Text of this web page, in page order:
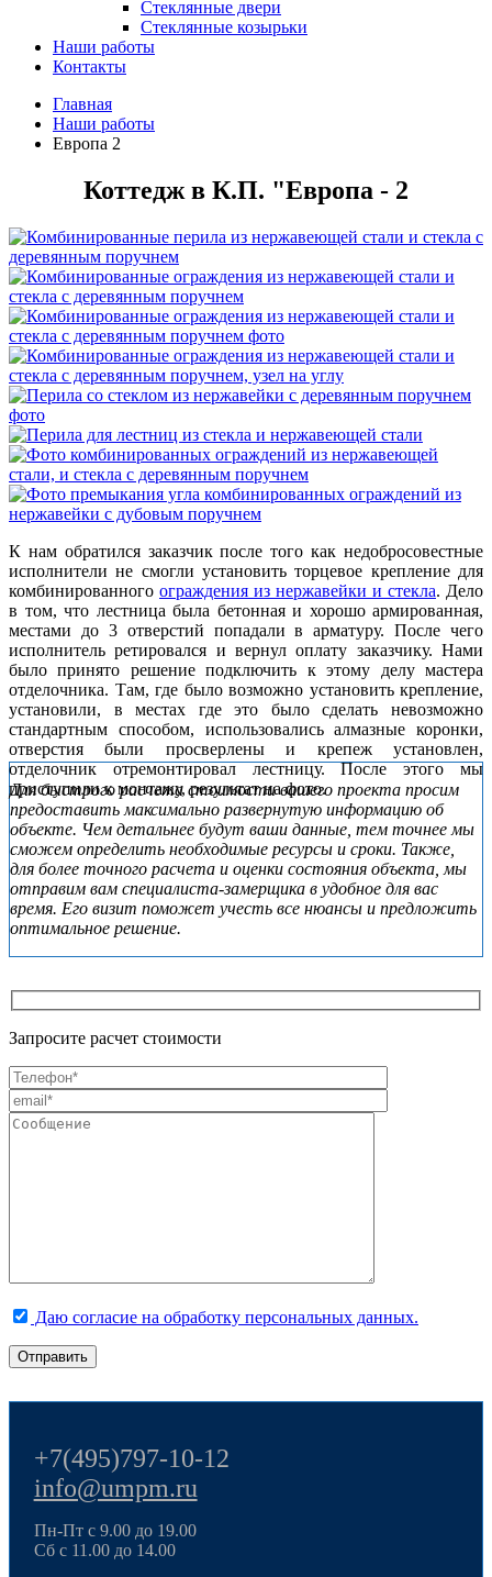
Стеклянные двери
Стеклянные козырьки
Наши работы
Контакты
Breadcrumbs
Главная
Наши работы
Европа 2
Коттедж в К.П. "Европа - 2
К нам обратился заказчик после того как недобросовестные
исполнители не смогли установить торцевое крепление для
комбинированного ограждения из нержавейки и стекла. Дело
в том, что лестница была бетонная и хорошо армированная,
местами до 3 отверстий попадали в арматуру. После чего
исполнитель ретировался и вернул оплату заказчику. Нами
было принято решение подключить к этому делу мастера
отделочника. Там, где было возможно установить крепление,
установили, в местах где это было сделать невозможно
стандартным способом, использовались алмазные коронки,
отверстия были просверлены и крепеж установлен,
отделочник отремонтировал лестницу. После этого мы
приступили к монтажу, результат на фото.
Subsidiary
Sidebar
Для быстрого расчета стоимости вашего проекта просим
предоставить максимально развернутую информацию об
объекте. Чем детальнее будут ваши данные, тем точнее мы
сможем определить необходимые ресурсы и сроки. Также,
для более точного расчета и оценки состояния объекта, мы
отправим вам специалиста-замерщика в удобное для вас
время. Его визит поможет учесть все нюансы и предложить
оптимальное решение.
Запросите расчет стоимости
Даю согласие на обработку персональных данных.
+7(495)797-10-12
info@umpm.ru
Пн-Пт с 9.00 до 19.00
Сб с 11.00 до 14.00